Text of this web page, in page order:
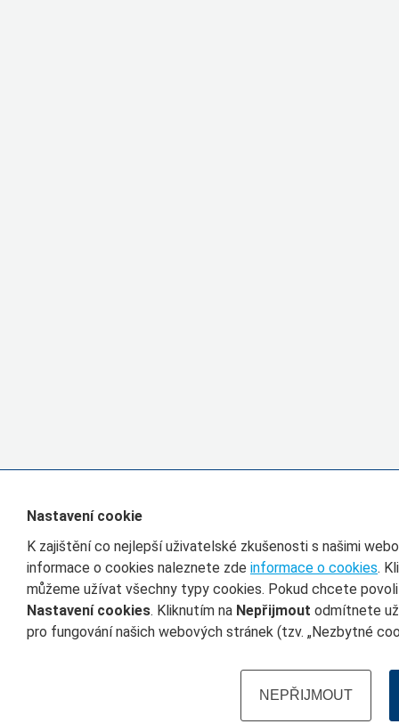
Nastavení cookie
K zajištění co nejlepší uživatelské zkušenosti s našimi
informace o cookies naleznete zde informace o cookies.
můžeme užívat všechny typy cookies. Pokud chcete
Nastavení cookies. Kliknutím na Nepřijmout odmítnete
pro fungování našich webových stránek (tzv. „Nezbytné
NEPŘIJMOUT